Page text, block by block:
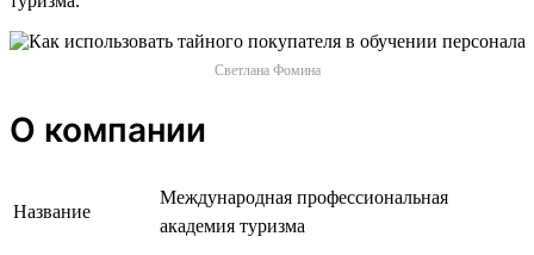
Светлана Фомина
О компании
Название
Международная профессиональная
академия туризма